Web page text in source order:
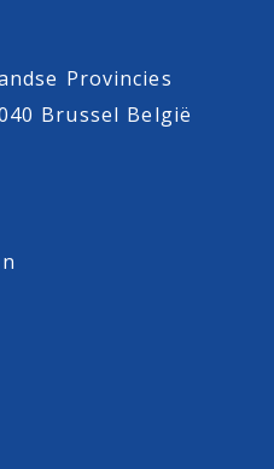
Provincies
Brussel België